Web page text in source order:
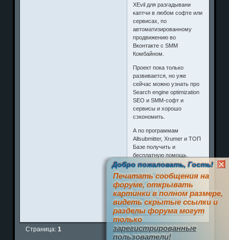
XEvil для разгадывани
каптчи в любом софте или
сервисах, по
автоматизированному
продвижению во
Вконтакте с SMM
Комбайном.
Проект пока только
развивается, но уже
сейчас можно узнать про
Search engine optimization
SEO и SMM-софт и
сервисы и хорошо
сэкономить.
А по программам
Allsubmitter, Xrumer и ТОП
Базе получить и
бесплатную помощь.
www.prizrak.wsАниме
Форум. Софт, игры,
фильмы, музыка, anime
скачать бесплатно ^_^
0
Страница:1
Добро пожаловать, Гость!
Печатать сообщения на
форуме, открывать
картинки в полном размере,
видеть скрытые ссылки и
разделы форума могут
только
зарегистрированные
пользователи!